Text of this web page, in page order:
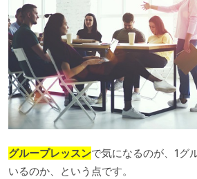
グループレッスンで気になるのが、1グ
いるのか、という点です。